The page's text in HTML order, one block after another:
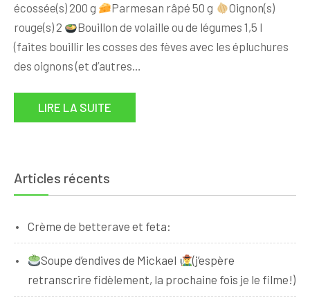
écossée(s) 200 g
Parmesan râpé 50 g
Oignon(s)
rouge(s) 2
Bouillon de volaille ou de légumes 1,5 l
(faites bouillir les cosses des fèves avec les épluchures
des oignons (et d’autres…
LIRE LA SUITE
Articles récents
Crème de betterave et feta:
Soupe d’endives de Mickael
(j’espère
retranscrire fidèlement, la prochaine fois je le filme!)